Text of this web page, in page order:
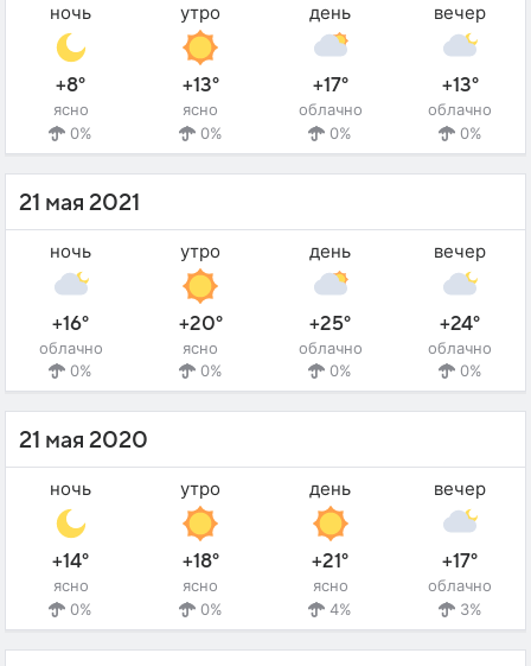
ночь
+8°
ясно
0%
утро
+13°
ясно
0%
день
+17°
облачно
0%
вечер
+13°
облачно
0%
21 мая 2021
ночь
+16°
облачно
0%
утро
+20°
ясно
0%
день
+25°
облачно
0%
вечер
+24°
облачно
0%
21 мая 2020
ночь
+14°
ясно
0%
утро
+18°
ясно
0%
день
+21°
ясно
4%
вечер
+17°
облачно
3%